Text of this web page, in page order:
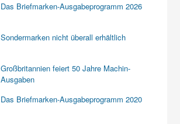
Das Briefmarken-Ausgabeprogramm 2026
Sondermarken nicht überall erhältlich
Großbritannien feiert 50 Jahre Machin-
Ausgaben
Das Briefmarken-Ausgabeprogramm 2020